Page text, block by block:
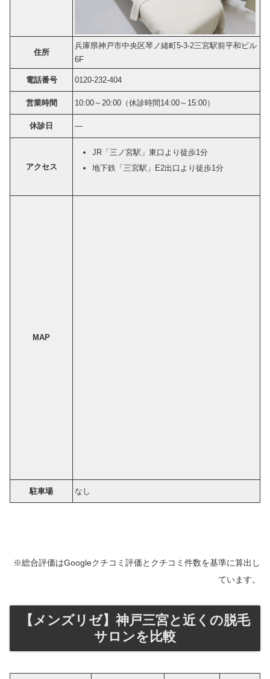
住所
兵庫県神戸市中央区琴ノ緒町5-3-2三宮駅前平和ビル
6F
電話番号 0120-232-404
営業時間 10:00～20:00（休診時間14:00～15:00）
休診日 ―
アクセス
JR「三ノ宮駅」東口より徒歩1分
地下鉄「三宮駅」E2出口より徒歩1分
MAP
駐車場 なし
※総合評価はGoogleクチコミ評価とクチコミ件数を基準に算出し
ています。
【メンズリゼ】神戸三宮と近くの脱毛
サロンを比較